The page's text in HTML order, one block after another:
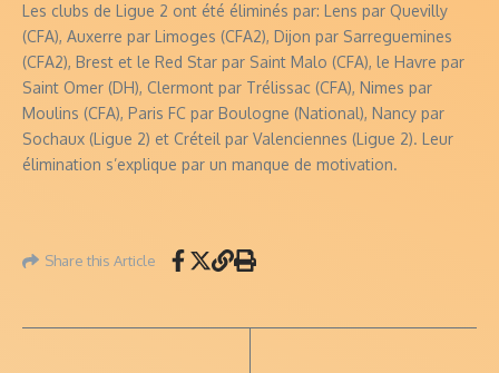
Les clubs de Ligue 2 ont été éliminés par: Lens par Quevilly
(CFA), Auxerre par Limoges (CFA2), Dijon par Sarreguemines
(CFA2), Brest et le Red Star par Saint Malo (CFA), le Havre par
Saint Omer (DH), Clermont par Trélissac (CFA), Nimes par
Moulins (CFA), Paris FC par Boulogne (National), Nancy par
Sochaux (Ligue 2) et Créteil par Valenciennes (Ligue 2). Leur
élimination s’explique par un manque de motivation.
Share this Article